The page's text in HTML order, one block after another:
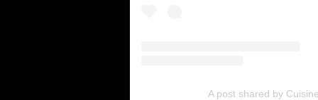
A post shared by